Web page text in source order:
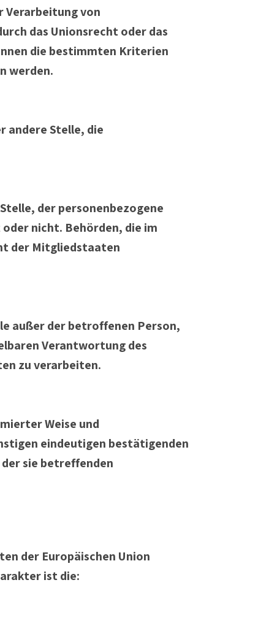
Verarbeitung von
das Unionsrecht oder das
die bestimmten Kriterien
werden.
andere Stelle, die
der personenbezogene
nicht. Behörden, die im
der Mitgliedstaaten
außer der betroffenen Person,
Verantwortung des
zu verarbeiten.
Weise und
eindeutigen bestätigenden
sie betreffenden
der Europäischen Union
ist die: